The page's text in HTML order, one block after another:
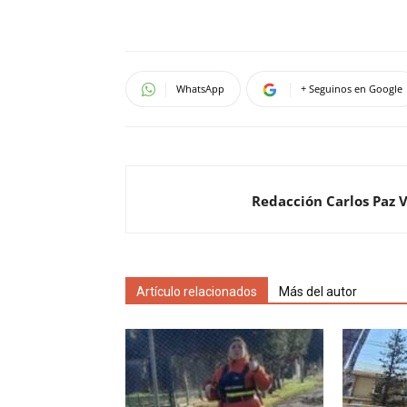
WhatsApp + Seguinos en Google
Redacción Carlos Paz
Artículo relacionados Más del autor